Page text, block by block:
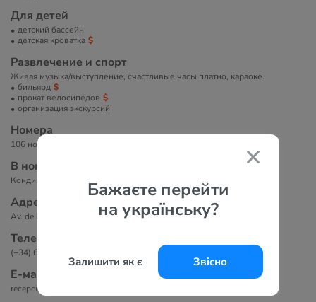
Бажаєте перейти
на українську?
Залишити як є Звісно
Для детей
детский бассейн
детская кроватка
Развлечение и спорт
Живая музыка/выступление, счастливые часы платно, караоке.
бильярд
прокат велосипедов
организация экскурсий
Номера
106 номеров.
В номерах
Кондиционер, ванная комната, телевизор, бесплатный Wi-Fi.
Адрес
Av. de las Gaviotas, 23, 29640 Fuengirola, Málaga Испания
Телефоны
(+34) 660 48 58 07
Е-маil
recepcion@hotelmainareplaya.es